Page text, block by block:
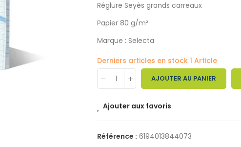
Réglure Seyès grands carreaux
Papier 80 g/m²
Marque : Selecta
Derniers articles en stock 1 Article
AJOUTER AU PANIER
Ajouter aux favoris
Référence : 6194013844073